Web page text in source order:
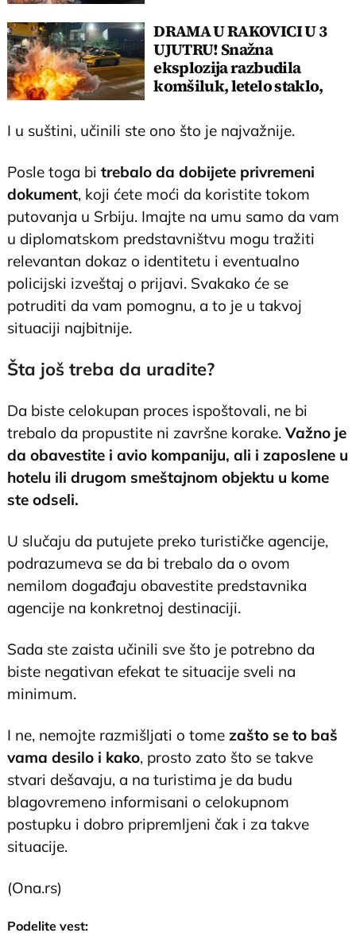
DRAMA U RAKOVICI U 3
UJUTRU! Snažna
eksplozija razbudila
komšiluk, letelo staklo,
I u suštini, učinili ste ono što je najvažnije.
Posle toga bitrebalo da dobijete privremeni
dokument, koji ćete moći da koristite tokom
putovanja u Srbiju. Imajte na umu samo da vam
u diplomatskom predstavništvu mogu tražiti
relevantan dokaz o identitetu i eventualno
policijski izveštaj o prijavi. Svakako će se
potruditi da vam pomognu, a to je u takvoj
situaciji najbitnije.
Šta još treba da uradite?
Da biste celokupan proces ispoštovali, ne bi
trebalo da propustite ni završne korake.Važno je
da obavestite i avio kompaniju, ali i zaposlene u
hotelu ili drugom smeštajnom objektu u kome
ste odseli.
U slučaju da putujete preko turističke agencije,
podrazumeva se da bi trebalo da o ovom
nemilom događaju obavestite predstavnika
agencije na konkretnoj destinaciji.
Sada ste zaista učinili sve što je potrebno da
biste negativan efekat te situacije sveli na
minimum.
I ne, nemojte razmišljati o tome zašto se to baš
vama desilo i kako, prosto zato što se takve
stvari dešavaju, a na turistima je da budu
blagovremeno informisani o celokupnom
postupku i dobro pripremljeni čak i za takve
situacije.
(Ona.rs)
Podelite vest: